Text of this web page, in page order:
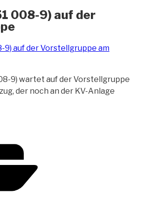
008-9) auf der
9) wartet auf der Vorstellgruppe
der noch an der KV-Anlage